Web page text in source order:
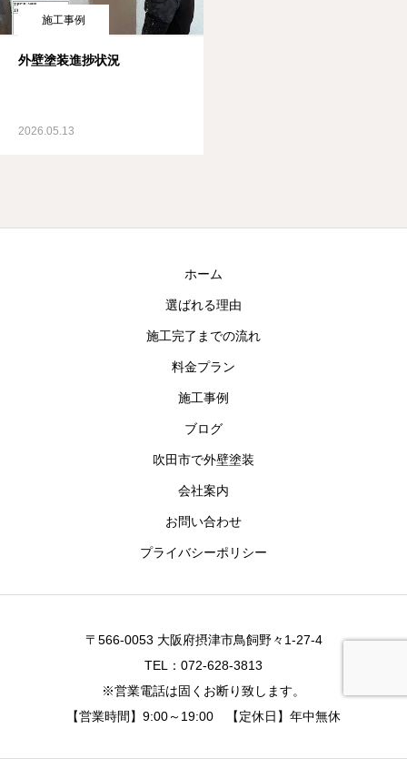
施工事例
外壁塗装進捗状況
2026.05.13
ホーム
選ばれる理由
施工完了までの流れ
料金プラン
施工事例
ブログ
吹田市で外壁塗装
会社案内
お問い合わせ
プライバシーポリシー
〒566-0053 大阪府摂津市鳥飼野々1-27-4
TEL：072-628-3813
※営業電話は固くお断り致します。
【営業時間】9:00～19:00 【定休日】年中無休